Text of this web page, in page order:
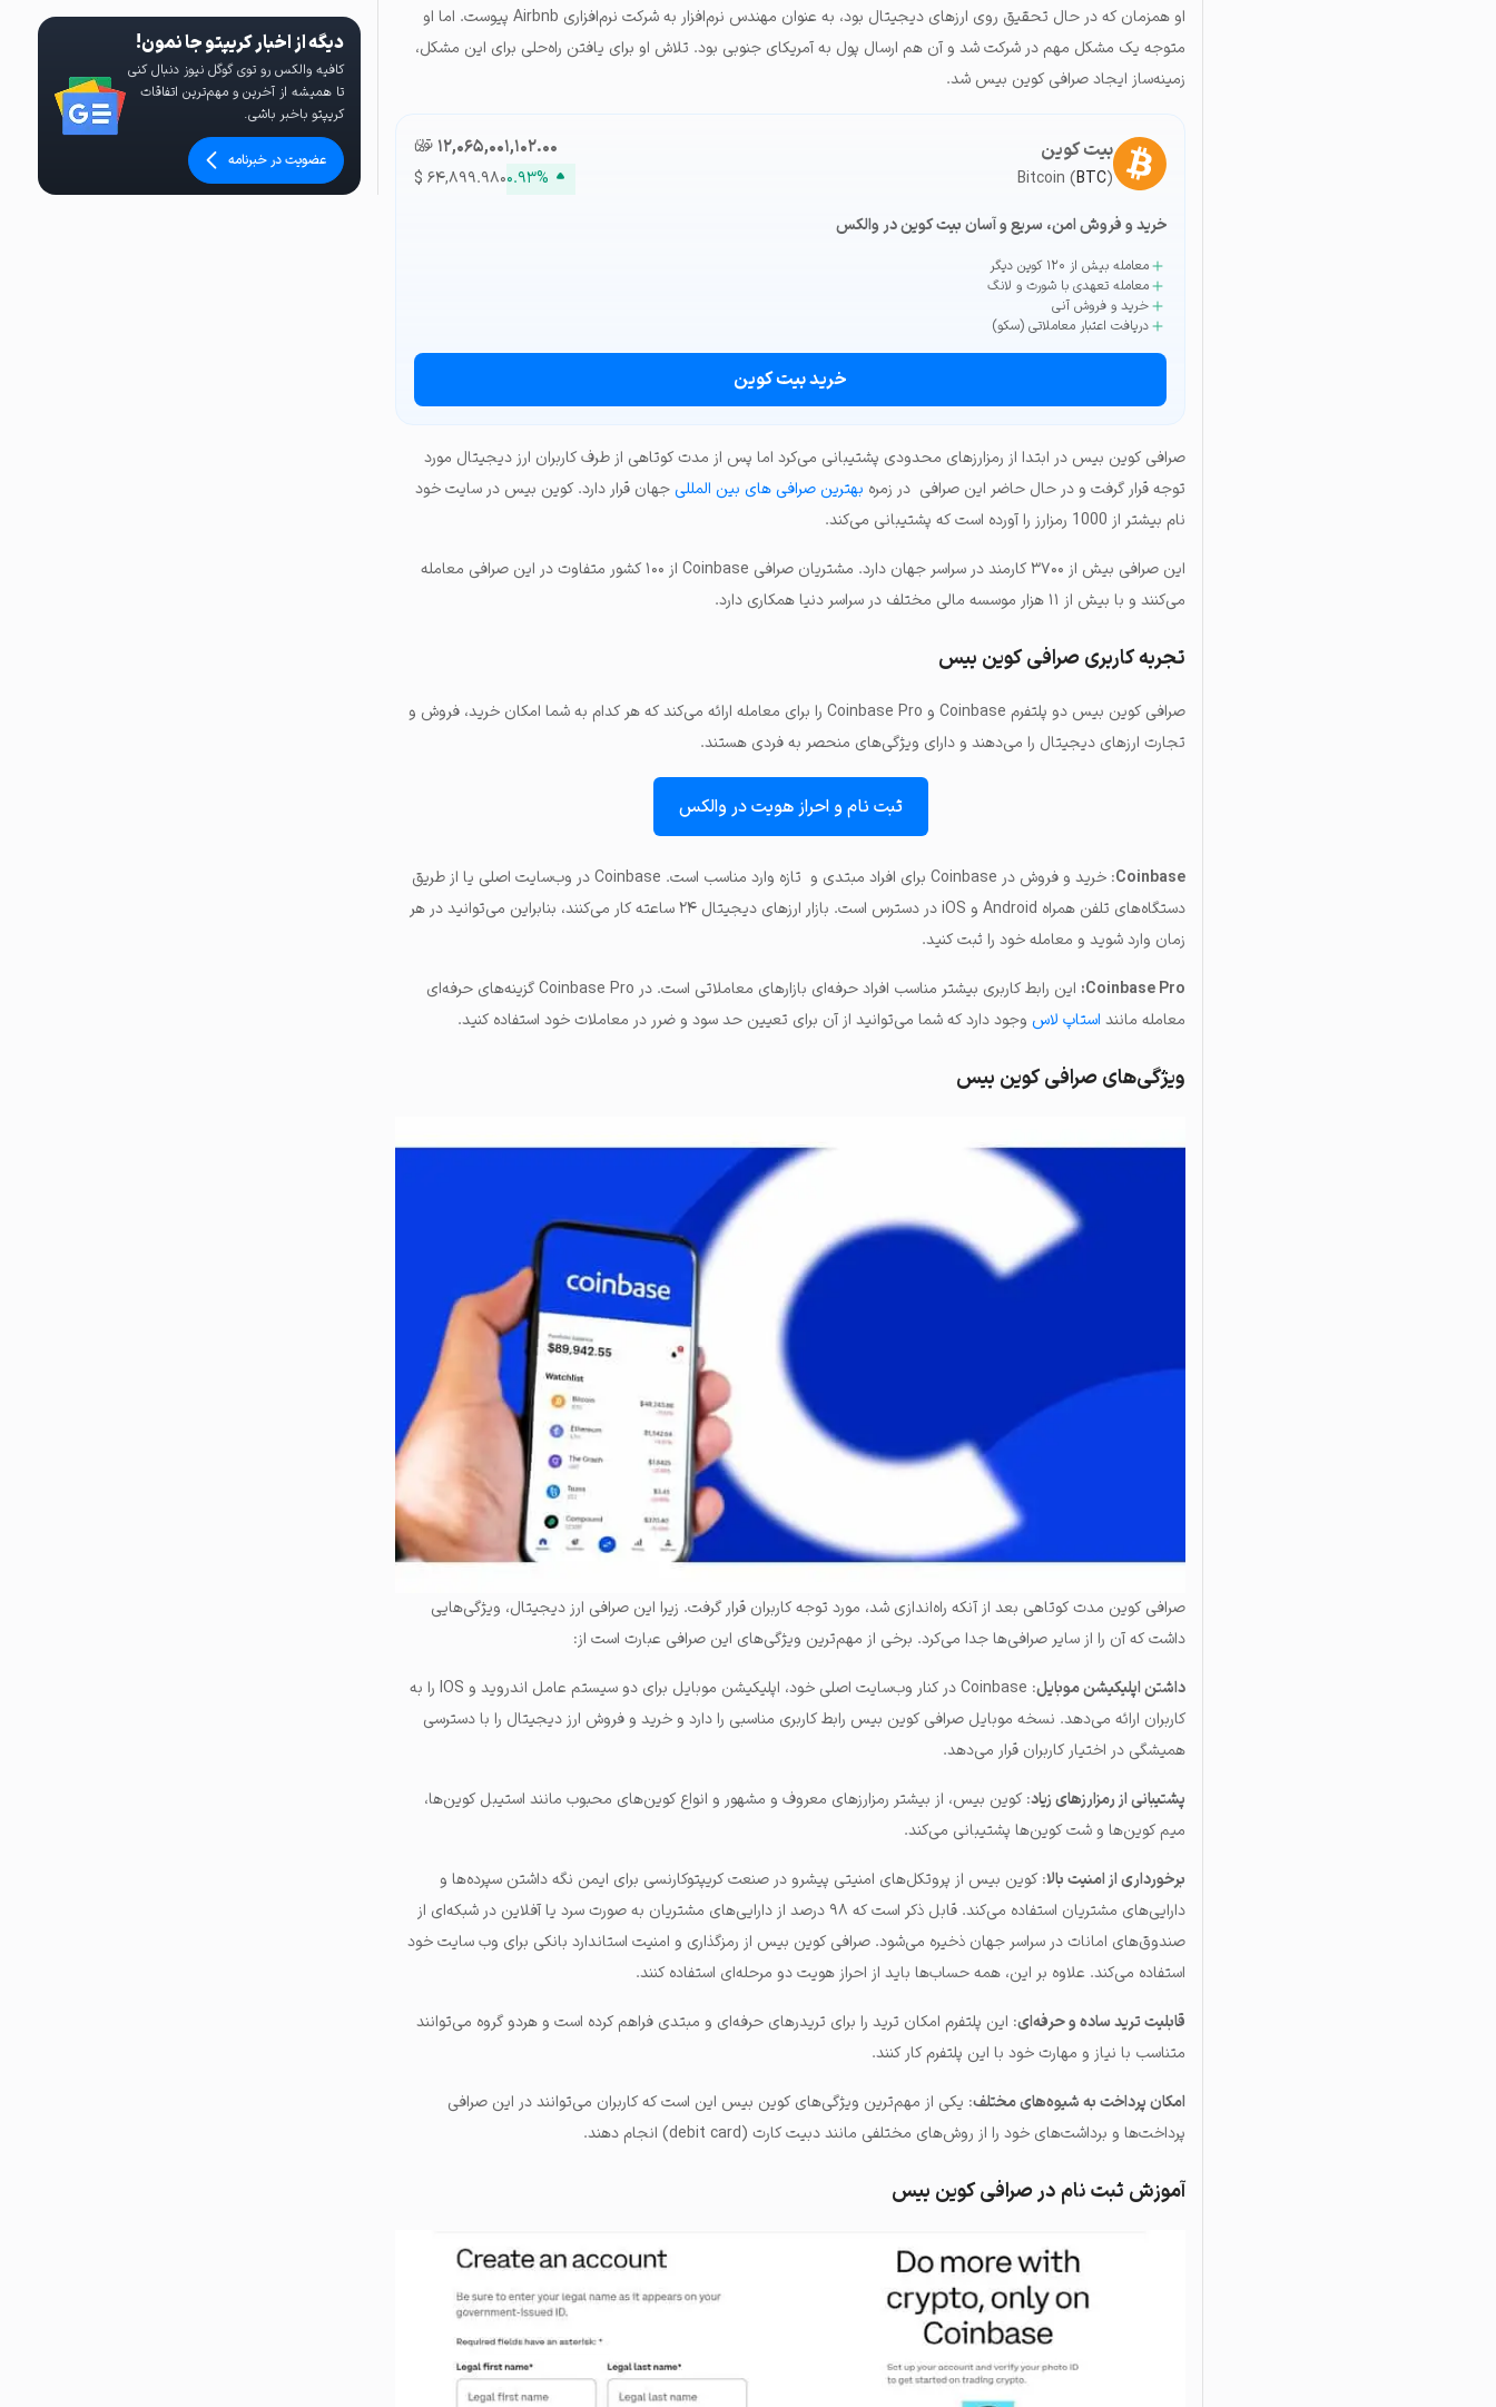
او همزمان که در حال تحقیق روی ارزهای دیجیتال بود، به عنوان مهندس نرم‌افزار به شرکت نرم‌افزاری Airbnb پیوست. اما او
متوجه یک مشکل مهم در شرکت شد و آن هم ارسال پول به آمریکای جنوبی بود. تلاش او برای یافتن راه‌حلی برای این مشکل،
زمینه‌ساز ایجاد صرافی کوین بیس شد.
بیت کوین
Bitcoin (BTC)
۱۲,۰۶۵,۰۰۱,۱۰۲.۰۰ تومان-ء
$ ۶۴,۸۹۹.۹۸۰۰.۹۳%
خرید و فروش امن، سریع و آسان بیت کوین در والکس
معامله بیش از ۱۲۰ کوین دیگر
معامله تعهدی با شورت و لانگ
خرید و فروش آنی
دریافت اعتبار معاملاتی (سکو)
خرید بیت کوین
صرافی کوین بیس در ابتدا از رمزارزهای محدودی پشتیبانی می‌کرد اما پس از مدت کوتاهی از طرف کاربران ارز دیجیتال مورد
توجه قرار گرفت و در حال حاضر این صرافی در زمره بهترین صرافی های بین المللیجهان قرار دارد. کوین بیس در سایت خود
نام بیشتر از 1000 رمزارز را آورده است که پشتیبانی می‌کند.
این صرافی بیش از ۳۷۰۰ کارمند در سراسر جهان دارد. مشتریان صرافی Coinbase از ۱۰۰ کشور متفاوت در این صرافی معامله
می‌کنند و با بیش از ۱۱ هزار موسسه مالی مختلف در سراسر دنیا همکاری دارد.
تجربه کاربری صرافی کوین بیس
صرافی کوین بیس دو پلتفرم Coinbase و Coinbase Pro را برای معامله ارائه می‌کند که هر کدام به شما امکان خرید، فروش و
تجارت ارزهای دیجیتال را می‌دهند و دارای ویژگی‌های منحصر به فردی هستند.
ثبت نام و احراز هویت در والکس
Coinbase
: خرید و فروش در Coinbase برای افراد مبتدی و تازه وارد مناسب است. Coinbase در وب‌سایت اصلی یا از طریق
دستگاه‌های تلفن همراه Android و iOS در دسترس است. بازار ارزهای دیجیتال ۲۴ ساعته کار می‌کنند، بنابراین می‌توانید در هر
زمان وارد شوید و معامله خود را ثبت کنید.
Coinbase Pro:
این رابط کاربری بیشتر مناسب افراد حرفه‌ای بازارهای معاملاتی است. در Coinbase Pro گزینه‌های حرفه‌ای
معامله مانند استاپ لاس وجود دارد که شما می‌توانید از آن برای تعیین حد سود و ضرر در معاملات خود استفاده کنید.
ویژگی‌های صرافی کوین بیس
صرافی کوین مدت کوتاهی بعد از آنکه راه‌اندازی شد، مورد توجه کاربران قرار گرفت. زیرا این صرافی ارز دیجیتال، ویژگی‌هایی
داشت که آن را از سایر صرافی‌ها جدا می‌کرد. برخی از مهم‌ترین ویژگی‌های این صرافی عبارت است از:
داشتن اپلیکیشن موبایل
: Coinbase در کنار وب‌سایت اصلی خود، اپلیکیشن موبایل برای دو سیستم عامل اندروید و IOS را به
کاربران ارائه می‌دهد. نسخه موبایل صرافی کوین بیس رابط کاربری مناسبی را دارد و خرید و فروش ارز دیجیتال را با دسترسی
همیشگی در اختیار کاربران قرار می‌دهد.
پشتیبانی از رمزارزهای زیاد: کوین بیس، از بیشتر رمزارزهای معروف و مشهور و انواع کوین‌های محبوب مانند استیبل کوین‌ها،
میم کوین‌‌ها و شت کوین‌ها پشتیبانی می‌کند.
برخورداری از امنیت بالا: کوین بیس از پروتکل‌های امنیتی پیشرو در صنعت کریپتوکارنسی برای ایمن نگه داشتن سپرده‌ها و
دارایی‌های مشتریان استفاده می‌کند. قابل ذکر است که ۹۸ درصد از دارایی‌های مشتریان به صورت سرد یا آفلاین در شبکه‌ای از
صندوق‌های امانات در سراسر جهان ذخیره می‌شود. صرافی کوین بیس از رمزگذاری و امنیت استاندارد بانکی برای وب سایت خود
استفاده می‌کند. علاوه بر این، همه حساب‌ها باید از احراز هویت دو مرحله‌ای استفاده کنند.
قابلیت ترید ساده و حرفه‌ای: این پلتفرم امکان ترید را برای تریدرهای حرفه‌ای‌ و مبتدی فراهم کرده است و هردو گروه می‌توانند
متناسب با نیاز و مهارت خود با این پلتفرم کار کنند.
امکان پرداخت به شیوه‌های مختلف: یکی از مهم‌ترین ویژگی‌های کوین بیس این است که کاربران می‌توانند در این صرافی
پرداخت‌ها و برداشت‌های خود را از روش‌های مختلفی مانند دبیت کارت (debit card) انجام دهند.
آموزش ثبت نام در صرافی کوین بیس
دیگه از اخبار کریپتو جا نمون!
کافیه والکس رو توی گوگل نیوز دنبال کنی
تا همیشه از آخرین و مهم‌ترین اتفاقات
کریپتو باخبر باشی.
عضویت در خبرنامه